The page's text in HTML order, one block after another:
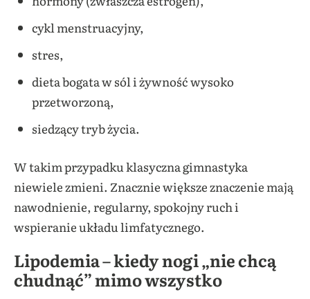
cykl menstruacyjny,
stres,
dieta bogata w sól i żywność wysoko
przetworzoną,
siedzący tryb życia.
W takim przypadku klasyczna gimnastyka
niewiele zmieni. Znacznie większe znaczenie mają
nawodnienie, regularny, spokojny ruch i
wspieranie układu limfatycznego.
Lipodemia – kiedy nogi „nie chcą
chudnąć” mimo wszystko